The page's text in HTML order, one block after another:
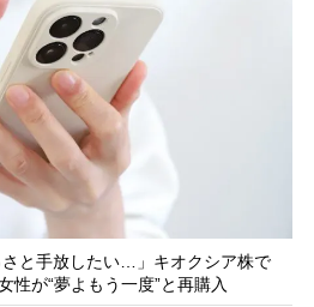
さと手放したい…」キオクシア株で
性が“夢よもう一度”と再購入